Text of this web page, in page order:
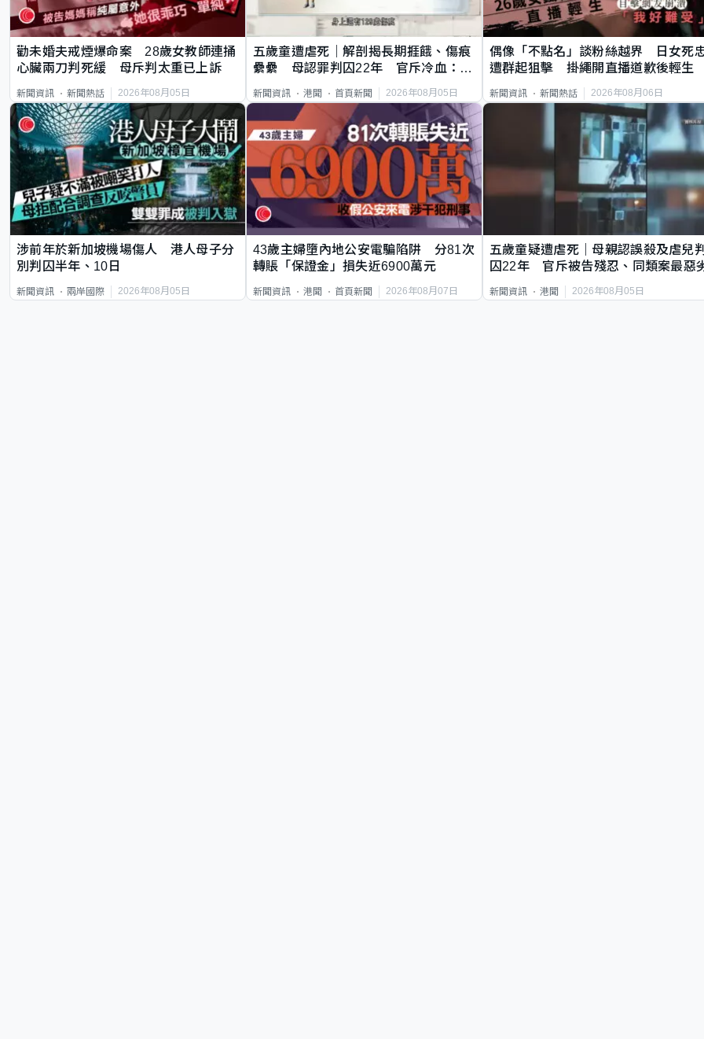
勸未婚夫戒煙爆命案 28歲女教師連捅
心臟兩刀判死緩 母斥判太重已上訴
新聞資訊 新聞熱話 2026年08月05日
五歲童遭虐死｜解剖揭長期捱餓、傷痕
纍纍 母認罪判囚22年 官斥冷血：同
新聞資訊 港聞 首頁新聞 2026年08月05日
偶像「不點名」談粉絲越界 日女死
遭群起狙擊 掛繩開直播道歉後輕生
新聞資訊 新聞熱話 2026年08月06日
涉前年於新加坡機場傷人 港人母子分
別判囚半年、10日
新聞資訊 兩岸國際 2026年08月05日
43歲主婦墮內地公安電騙陷阱 分81次
轉賬「保證金」損失近6900萬元
新聞資訊 港聞 首頁新聞 2026年08月07日
五歲童疑遭虐死｜母親認誤殺及虐兒
囚22年 官斥被告殘忍、同類案最惡
新聞資訊 港聞 2026年08月05日